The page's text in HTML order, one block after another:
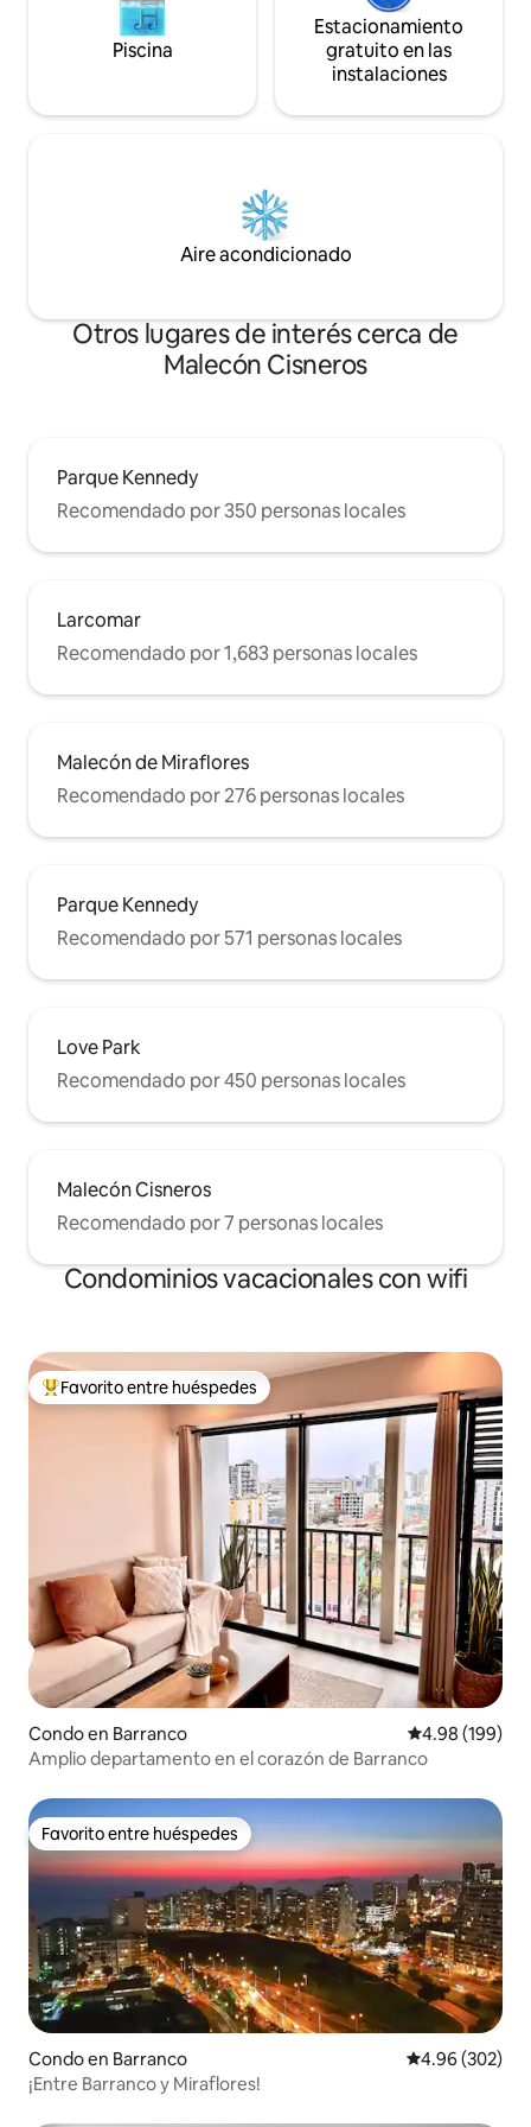
Piscina
Estacionamiento
gratuito en las
instalaciones
Aire acondicionado
Otros lugares de interés cerca de
Malecón Cisneros
Parque Kennedy
Recomendado por 350 personas locales
Larcomar
Recomendado por 1,683 personas locales
Malecón de Miraflores
Recomendado por 276 personas locales
Parque Kennedy
Recomendado por 571 personas locales
Love Park
Recomendado por 450 personas locales
Malecón Cisneros
Recomendado por 7 personas locales
Condominios vacacionales con wifi
Favorito entre huéspedes preferido
Favorito entre huéspedes
Condo en Barranco Calificación
4.98 (199)
Amplio departamento en el corazón de Barranco
Favorito entre huéspedes
Favorito entre huéspedes
Condo en Barranco Calificación
4.96 (302)
¡Entre Barranco y Miraflores!